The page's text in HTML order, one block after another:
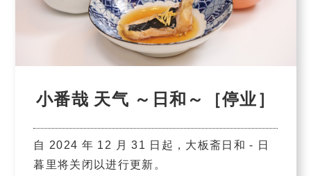
小番哉 天气 ～日和～［停业］
自 2024 年 12 月 31 日起，大板斋日和 - 日
暮里将关闭以进行更新。